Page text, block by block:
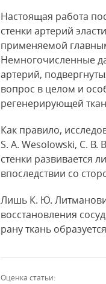
Настоящая работа
стенки артерий
применяемой
Немногочисленные
артерий,
вопрос в целом и
регенерирующей
Как правило,
S. A. Wesolowski, С. В.
стенки развивается
впоследствии со
Лишь К. Ю.
восстановления
рану ткань
Оценка статьи: